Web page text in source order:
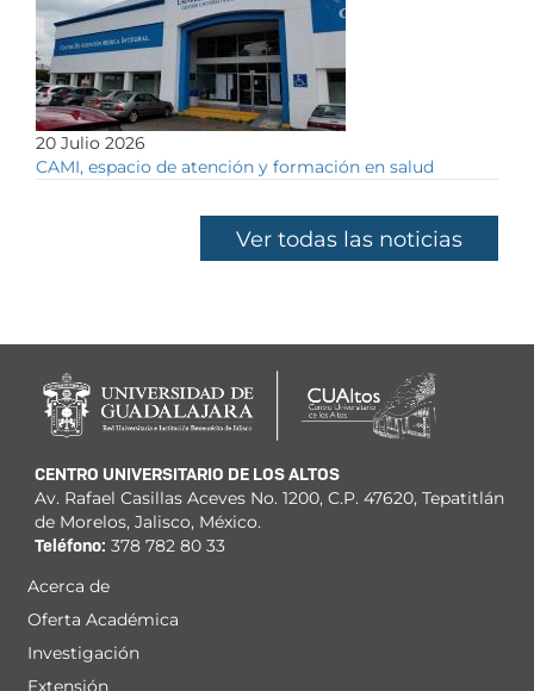
20 Julio 2026
CAMI, espacio de atención y formación en salud
Ver todas las noticias
CENTRO UNIVERSITARIO DE LOS ALTOS
Av. Rafael Casillas Aceves No. 1200, C.P. 47620, Tepatitlán
de Morelos, Jalisco, México.
Teléfono: 378 782 80 33
Menú
principal
Acerca de
Oferta Académica
Investigación
Extensión